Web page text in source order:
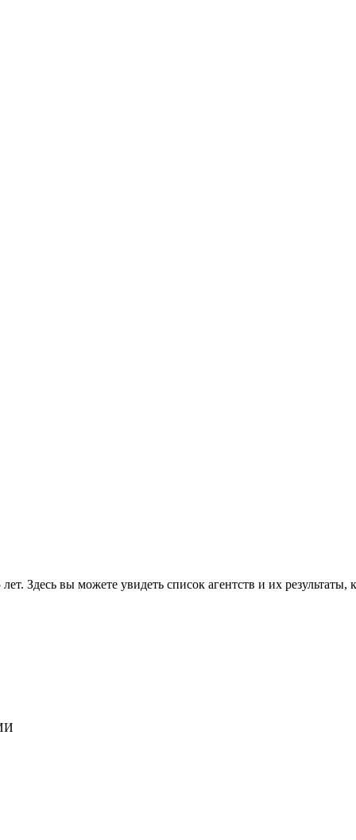
Здесь вы можете увидеть список агентств и их